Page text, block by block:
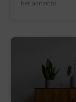
het aanzicht